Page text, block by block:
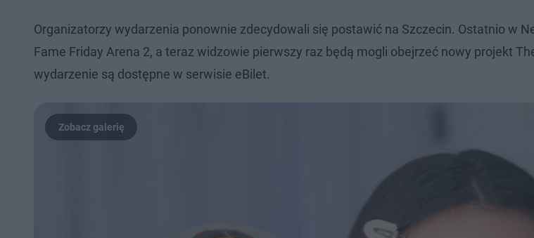
Organizatorzy wydarzenia ponownie zdecydowali się postawić na Szczecin. Ostatnio w
Fame Friday Arena 2, a teraz widzowie pierwszy raz będą mogli obejrzeć nowy projekt
wydarzenie są dostępne w serwisie eBilet.